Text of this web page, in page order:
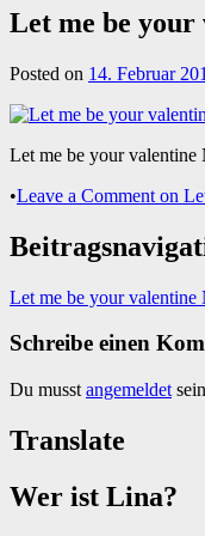
Let me be
Posted on 14. Februar
Let me be your valentine
•Leave a Comment on
Let me be your valentine
Schreibe einen
Du musst angemeldet
Translate
Wer ist Lina?